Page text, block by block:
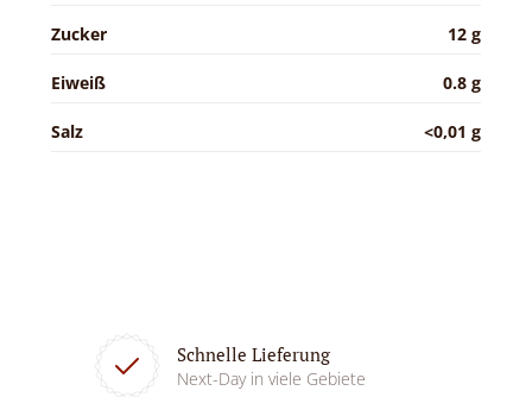
Zucker 12 g
Eiweiß 0.8 g
Salz <0,01 g
Schnelle Lieferung
Next-Day in viele Gebiete